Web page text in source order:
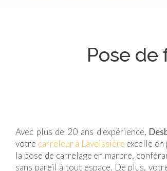
Pose
Avec plus de 20 ans d'expérience,
votre carreleur à Laveissière excelle
la pose de carrelage en marbre,
sans pareil à tout espace. De plus,